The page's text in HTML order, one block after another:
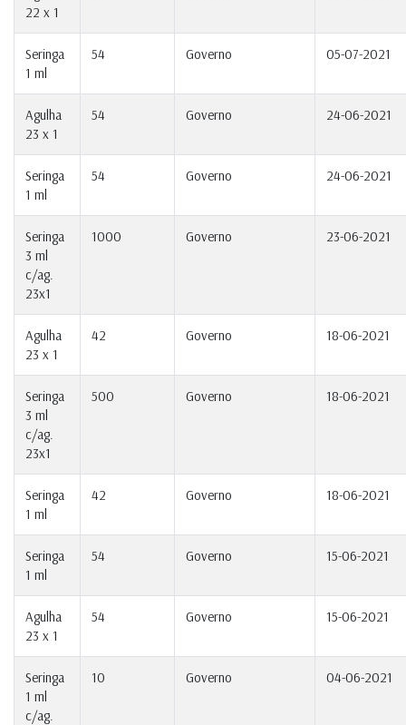
22 x 1
Seringa
1 ml
54 Governo 05-07-2021
Agulha
23 x 1
54 Governo 24-06-2021
Seringa
1 ml
54 Governo 24-06-2021
Seringa
3 ml
c/ag.
23x1
1000 Governo 23-06-2021
Agulha
23 x 1
42 Governo 18-06-2021
Seringa
3 ml
c/ag.
23x1
500 Governo 18-06-2021
Seringa
1 ml
42 Governo 18-06-2021
Seringa
1 ml
54 Governo 15-06-2021
Agulha
23 x 1
54 Governo 15-06-2021
Seringa
1 ml
c/ag.
10 Governo 04-06-2021